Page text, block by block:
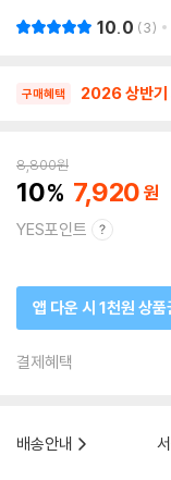
10.0 3
구매혜택 2026 상반기
8,800원
10 7,920
YES포인트
앱 다운 시 1천원 상품
결제혜택
배송안내